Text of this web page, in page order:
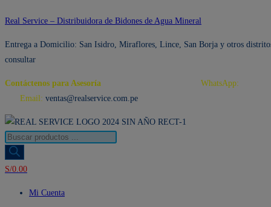
Ir
contenido
Real Service – Distribuidora de Bidones de Agua Mineral
Entrega a Domicilio: San Isidro, Miraflores, Lince, San Borja y otros
consultar
Contáctenos para Asesoría WhatsApp:
Email: ventas@realservice.com.pe
Búsqueda
de
productos
S/0.00
Mi Cuenta